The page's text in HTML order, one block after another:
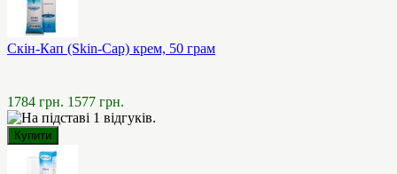
Скін-Кап (Skin-Cap) крем, 50 грам
1784 грн. 1577 грн.